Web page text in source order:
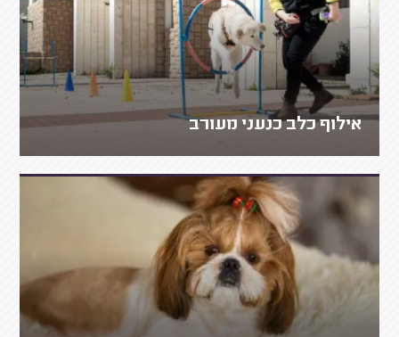
אילוף כלב כנעני מעורב